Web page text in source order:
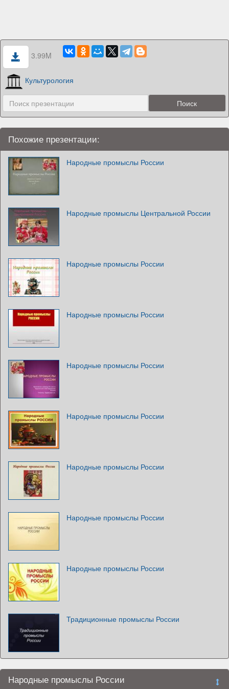
3.99M
Культурология
Похожие презентации:
Народные промыслы России
Народные промыслы Центральной России
Народные промыслы России
Народные промыслы России
Народные промыслы России
Народные промыслы России
Народные промыслы России
Народные промыслы России
Народные промыслы России
Традиционные промыслы России
Народные промыслы России